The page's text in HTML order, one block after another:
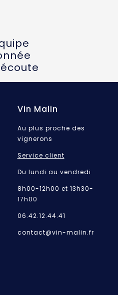
Vin Malin
Au plus proche des
vignerons
Service client
Du lundi au vendredi
8h00-12h00 et 13h30-
17h00
06.42.12.44.41
contact@vin-malin.fr